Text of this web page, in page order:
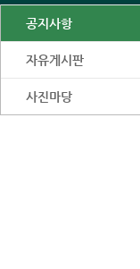
공지사항
자유게시판
사진마당